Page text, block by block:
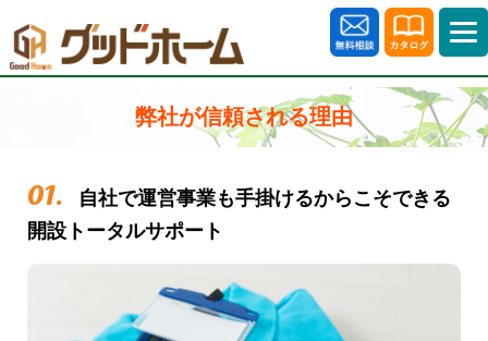
弊社が信頼される理由
01.
自社で運営事業も手掛けるからこそできる
開設トータルサポート